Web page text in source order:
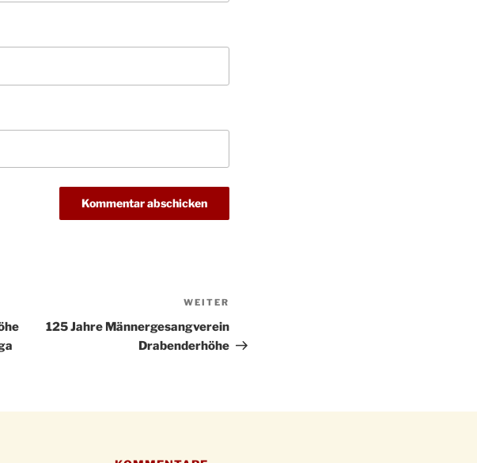
Beitrag
WEITER
125 Jahre Männergesangverein
Drabenderhöhe